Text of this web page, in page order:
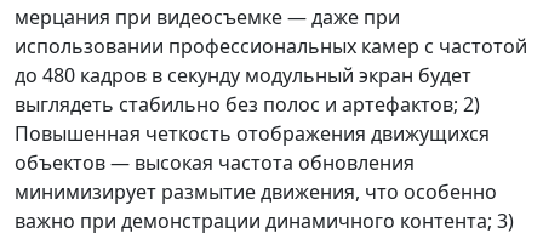
мерцания при видеосъемке — даже при
использовании профессиональных камер с частотой
до 480 кадров в секунду модульный экран будет
выглядеть стабильно без полос и артефактов; 2)
Повышенная четкость отображения движущихся
объектов — высокая частота обновления
минимизирует размытие движения, что особенно
важно при демонстрации динамичного контента; 3)